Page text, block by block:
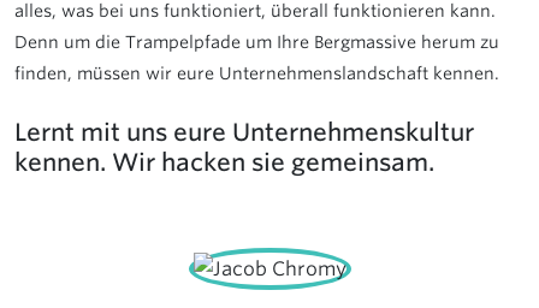
alles, was bei uns funktioniert, überall funktionieren kann.
Denn um die Trampelpfade um Ihre Bergmassive herum zu
finden, müssen wir eure Unternehmenslandschaft kennen.
Lernt mit uns eure Unternehmenskultur
kennen. Wir hacken sie gemeinsam.